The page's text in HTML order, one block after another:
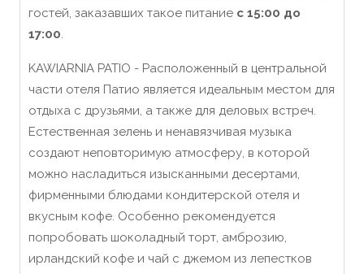
гостей, заказавших такое питание с 15:00 до
17:00.
KAWIARNIA PATIO - Расположенный в центральной
части отеля Патио является идеальным местом для
отдыха с друзьями, а также для деловых встреч.
Естественная зелень и ненавязчивая музыка
создают неповторимую атмосферу, в которой
можно насладиться изысканными десертами,
фирменными блюдами кондитерской отеля и
вкусным кофе. Особенно рекомендуется
попробовать шоколадный торт, амброзию,
ирландский кофе и чай с джемом из лепестков